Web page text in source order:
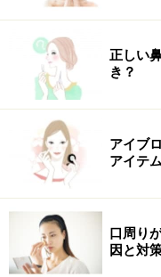
イプサ ピュアアイゾ
オーブ クチュール
イズ
※記事内容は執筆時点の
い。
※個人の体質、また、誤
不調を引き起こす場合が
質及び健康状態を十分
また、全ての方への有
正しい
き？
アイブ
アイテ
口周り
因と対